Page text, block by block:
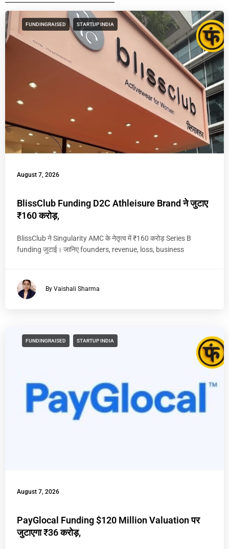
FUNDINGRAISED STARTUP INDIA
August 7, 2026
BlissClub Funding D2C Athleisure Brand ने जुटाए
₹160 करोड़,
BlissClub ने Singularity AMC के नेतृत्व में ₹160 करोड़ Series B
funding जुटाई। जानिए founders, revenue, loss, business
By Vaishali Sharma
FUNDINGRAISED STARTUP INDIA
August 7, 2026
PayGlocal Funding $120 Million Valuation पर
जुटाएगा ₹36 करोड़,